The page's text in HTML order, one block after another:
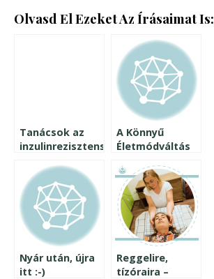
Olvasd El Ezeket Az Írásaimat Is:
Tanácsok az
inzulinrezisztens
megszervezéséhez
A Könnyű
Életmódváltás
háttere és
motivációja
Nyár után, újra
itt :-)
Reggelire,
tízóraira –